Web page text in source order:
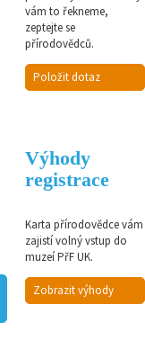
vám to řekneme,
zeptejte se
přírodovědců.
Položit dotaz
Výhody
registrace
Karta přírodovědce vám
zajistí volný vstup do
muzeí PřF UK.
Zobrazit výhody